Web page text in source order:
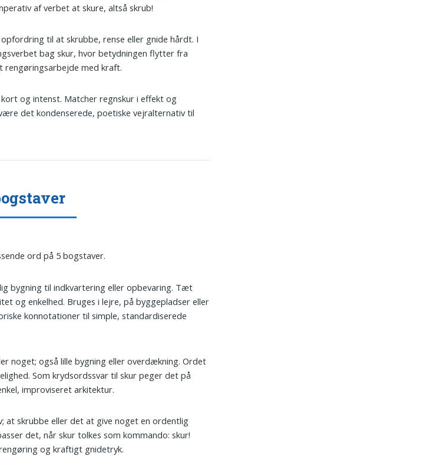
af verbet at skure, altså skrub!
til at skrubbe, rense eller gnide hårdt. I
bag skur, hvor betydningen flytter fra
rengøringsarbejde med kraft.
og intenst. Matcher regnskur i effekt og
det kondenserede, poetiske vejralternativ til
ord på 5 bogstaver.
bygning til indkvartering eller opbevaring. Tæt
og enkelhed. Bruges i lejre, på byggepladser eller
konnotationer til simple, standardiserede
noget; også lille bygning eller overdækning. Ordet
Som krydsordssvar til skur peger det på
improviseret arkitektur.
at skrubbe eller det at give noget en ordentlig
det, når skur tolkes som kommando: skur!
og kraftigt gnidetryk.